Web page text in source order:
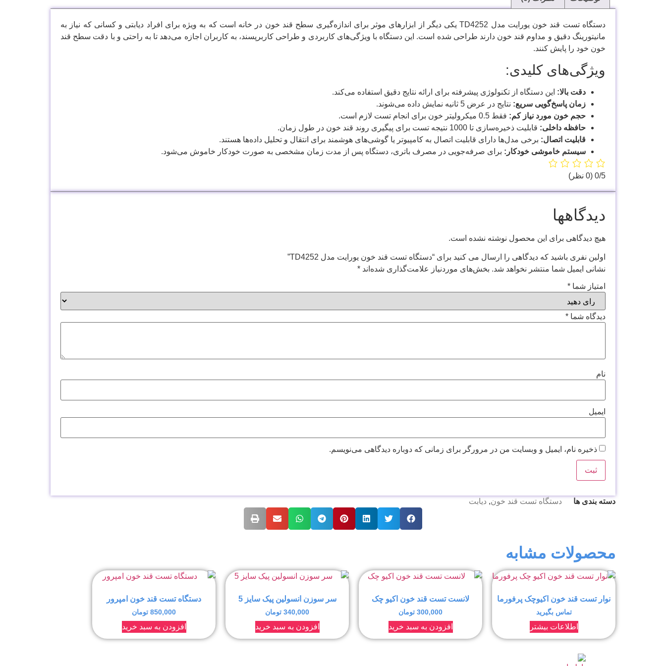
دستگاه تست قند خون یورایت مدل TD4252 یکی دیگر از ابزارهای موثر برای اندازه‌گیری سطح قند خون در خانه است که به ویژه برای افراد دیابتی و کسانی که نیاز به
مانیتورینگ دقیق و مداوم قند خون دارند طراحی شده است. این دستگاه با ویژگی‌های کاربردی و طراحی کاربرپسند، به کاربران اجازه می‌دهد تا به راحتی و با دقت سطح قند
خون خود را پایش کنند.
ویژگی‌های کلیدی:
دقت بالا: این دستگاه از تکنولوژی پیشرفته برای ارائه نتایج دقیق استفاده می‌کند.
زمان پاسخ‌گویی سریع: نتایج در عرض 5 ثانیه نمایش داده می‌شوند.
حجم خون مورد نیاز کم: فقط 0.5 میکرولیتر خون برای انجام تست لازم است.
حافظه داخلی: قابلیت ذخیره‌سازی تا 1000 نتیجه تست برای پیگیری روند قند خون در طول زمان.
قابلیت اتصال: برخی مدل‌ها دارای قابلیت اتصال به کامپیوتر یا گوشی‌های هوشمند برای انتقال و تحلیل داده‌ها هستند.
سیستم خاموشی خودکار: برای صرفه‌جویی در مصرف باتری، دستگاه پس از مدت زمان مشخصی به صورت خودکار خاموش می‌شود.
‫0/5 ‫(0 نظر)
دیدگاهها
هیچ دیدگاهی برای این محصول نوشته نشده است.
اولین نفری باشید که دیدگاهی را ارسال می کنید برای “دستگاه تست قند خون یورایت مدل TD4252”
نشانی ایمیل شما منتشر نخواهد شد. بخش‌های موردنیاز علامت‌گذاری شده‌اند *
امتیاز شما *
دیدگاه شما *
نام
ایمیل
ذخیره نام، ایمیل و وبسایت من در مرورگر برای زمانی که دوباره دیدگاهی می‌نویسم.
دسته بندی ها دستگاه تست قند خون, دیابت
محصولات مشابه
نوار تست قند خون اکیوچک پرفورما
تماس بگیرید
اطلاعات بیشتر
لانست تست قند خون اکیو چک
300,000 تومان
افزودن به سبد خرید
سر سوزن انسولین پیک سایز 5
340,000 تومان
افزودن به سبد خرید
دستگاه تست قند خون امپرور
850,000 تومان
افزودن به سبد خرید